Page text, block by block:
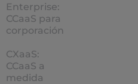
Enterprise:
CCaaS para
corporación
CXaaS:
CCaaS a
medida